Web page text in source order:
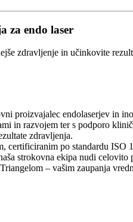
za endo laser
zdravljenje in učinkovite
proizvajalec endolaserjev in
in razvojem ter s podporo
zdravljenja.
certificiranim po standardu ISO
strokovna ekipa nudi
– vašim zaupanja